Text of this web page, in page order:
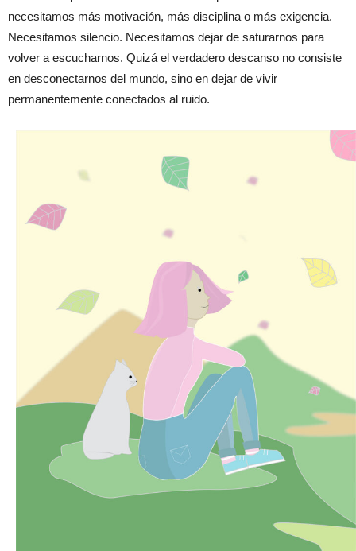
necesitamos más motivación, más disciplina o más exigencia.
Necesitamos silencio. Necesitamos dejar de saturarnos para
volver a escucharnos. Quizá el verdadero descanso no consiste
en desconectarnos del mundo, sino en dejar de vivir
permanentemente conectados al ruido.